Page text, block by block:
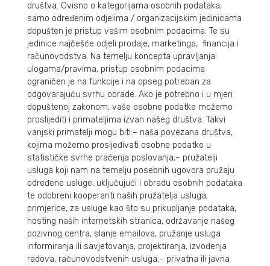
društva. Ovisno o kategorijama osobnih podataka,
samo određenim odjelima / organizacijskim jedinicama
dopušten je pristup vašim osobnim podacima. Te su
jedinice najčešće odjeli prodaje, marketinga, financija i
računovodstva. Na temelju koncepta upravljanja
ulogama/pravima, pristup osobnim podacima
ograničen je na funkcije i na opseg potreban za
odgovarajuću svrhu obrade. Ako je potrebno i u mjeri
dopuštenoj zakonom, vaše osobne podatke možemo
proslijediti i primateljima izvan našeg društva. Takvi
vanjski primatelji mogu biti:– naša povezana društva,
kojima možemo prosljeđivati osobne podatke u
statističke svrhe praćenja poslovanja;– pružatelji
usluga koji nam na temelju posebnih ugovora pružaju
određene usluge, uključujući i obradu osobnih podataka
te odobreni kooperanti naših pružatelja usluga,
primjerice, za usluge kao što su prikupljanje podataka,
hosting naših internetskih stranica, održavanje našeg
pozivnog centra, slanje emailova, pružanje usluga
informiranja ili savjetovanja, projektiranja, izvođenja
radova, računovodstvenih usluga;– privatna ili javna